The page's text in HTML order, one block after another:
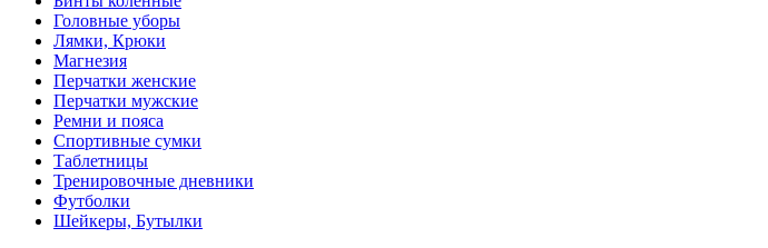
Головные уборы
Лямки, Крюки
Магнезия
Перчатки женские
Перчатки мужские
Ремни и пояса
Спортивные сумки
Таблетницы
Тренировочные дневники
Футболки
Шейкеры, Бутылки